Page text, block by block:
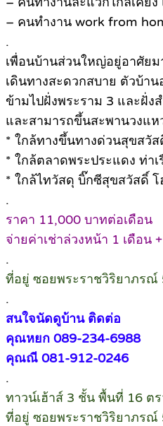
– คนทำงาน work from
.
เพื่อนบ้านส่วนใหญ่อยู่อาศัย
เดินทางสะดวกสบาย ตัวบ้า
ข้ามไปฝั่งพระราม 3 และฝั่ง
และสามารถขึ้นสะพานวงแ
* ใกล้ทางขึ้นทางด่วนสุขสวั
* ใกล้ตลาดพระประแดง ท่า
* ใกล้ไทวัสดุ บิ๊กซีสุขสวัสดิ์ โ
.
ราคา 11,000 บาทต่อเดือน
จ่ายค่าเช่าล่วงหน้า 1 เดือน
.
ที่อยู่ ซอยพระราชวิริยาภรณ์
.
สนใจนัดดูบ้าน ติดต่อ
คุณหยก 089-234-6988
คุณณี 081-912-0246
.
ทาวน์เฮ้าส์ 3 ชั้น พื้นที่ 16 ตร
ที่อยู่ ซอยพระราชวิริยาภรณ์